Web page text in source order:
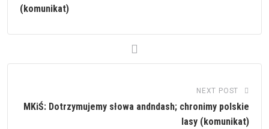
(komunikat)
NEXT POST
MKiŚ: Dotrzymujemy słowa andndash; chronimy polskie
lasy (komunikat)